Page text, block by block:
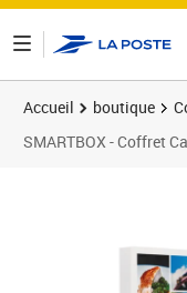
Accueil boutique
SMARTBOX - Coffret